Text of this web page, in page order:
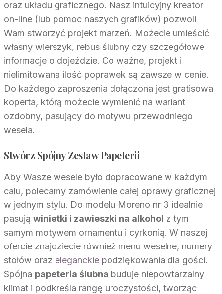
oraz układu graficznego. Nasz intuicyjny kreator
on-line (lub pomoc naszych grafików) pozwoli
Wam stworzyć projekt marzeń. Możecie umieścić
własny wierszyk, rebus ślubny czy szczegółowe
informacje o dojeździe. Co ważne, projekt i
nielimitowana ilość poprawek są zawsze w cenie.
Do każdego zaproszenia dołączona jest gratisowa
koperta, którą możecie wymienić na wariant
ozdobny, pasujący do motywu przewodniego
wesela.
Stwórz Spójny Zestaw Papeterii
Aby Wasze wesele było dopracowane w każdym
calu, polecamy zamówienie całej oprawy graficznej
w jednym stylu. Do modelu Moreno nr 3 idealnie
pasują winietki i zawieszki na alkohol z tym
samym motywem ornamentu i cyrkonią. W naszej
ofercie znajdziecie również menu weselne, numery
stołów oraz eleganckie podziękowania dla gości.
Spójna papeteria ślubna buduje niepowtarzalny
klimat i podkreśla rangę uroczystości, tworząc